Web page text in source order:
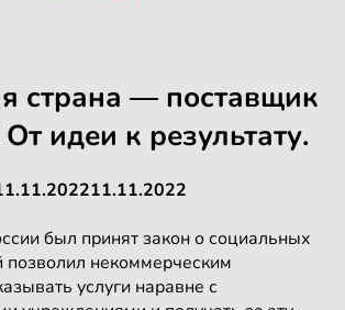
страна — поставщик
От идеи к результату.
11.11.2022
был принят закон о социальных
позволил некоммерческим
услуги наравне с